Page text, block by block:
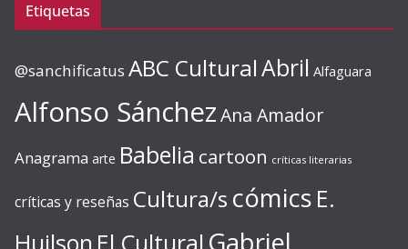
Etiquetas
@sanchificatus ABC CulturalAbril Alfaguara
Alfonso SánchezAna Amador
Anagrama arte Babelia cartoon críticas literarias
críticas y reseñas Cultura/s cómics E.
Huilson El Cultural Gabriel